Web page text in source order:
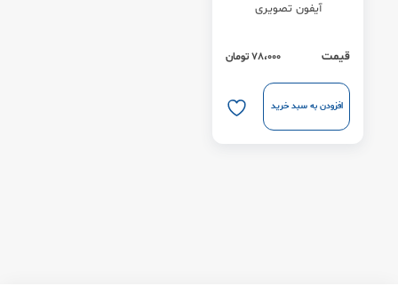
آیفون تصویری
قیمت 78،000تومان
افزودن به سبد خرید